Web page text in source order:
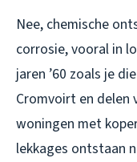
Nee, chemische
corrosie, vooral in
jaren ’60 zoals je
Cromvoirt en delen
woningen met
lekkages ontstaan